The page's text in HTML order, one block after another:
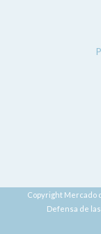
Copyright Mercado
Defensa de